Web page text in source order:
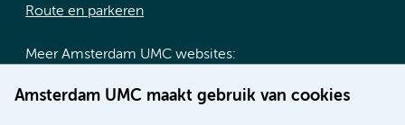
Amsterdam UMC maakt gebruik van cookies
Route en parkeren
Meer Amsterdam UMC websites:
Werken bij Amsterdam UMC